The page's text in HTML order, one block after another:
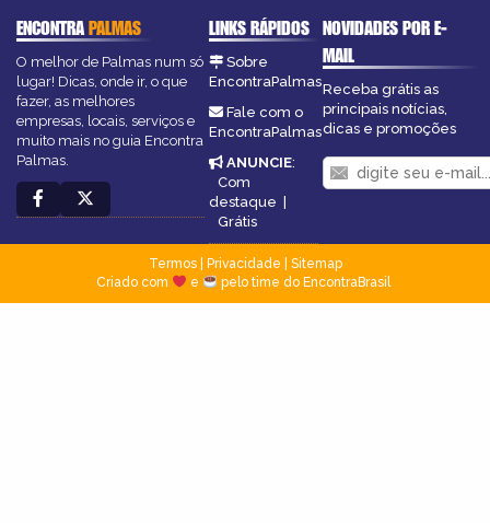
ENCONTRAPALMAS
O melhor de Palmas num só
lugar! Dicas, onde ir, o que
fazer, as melhores
empresas, locais, serviços e
muito mais no guia Encontra
Palmas.
LINKS RÁPIDOS
Sobre
EncontraPalmas
Fale com o
EncontraPalmas
ANUNCIE:
Com
destaque |
Grátis
NOVIDADES POR E-
MAIL
Receba grátis as
principais notícias,
dicas e promoções
Termos| Privacidade
Sitemap
Criado com
e pelo time do EncontraBrasil